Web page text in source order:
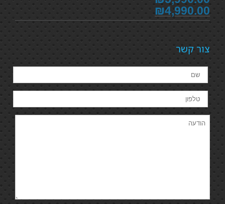
₪4,990.00
צור קשר